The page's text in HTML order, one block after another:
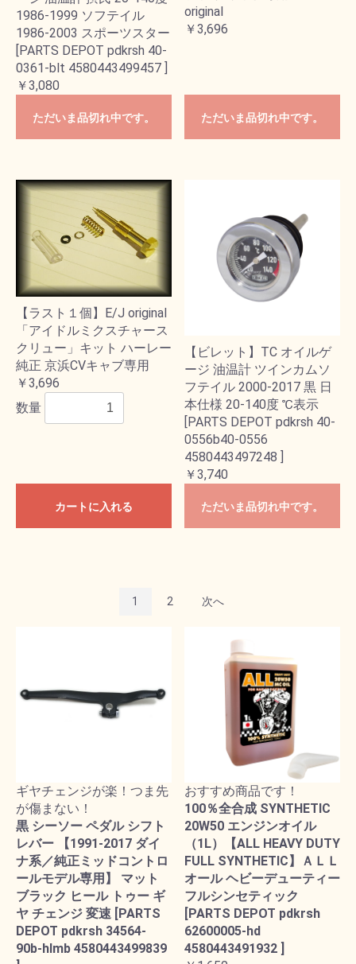
1986-1999 ソフテイル
1986-2003 スポーツスター
[PARTS DEPOT pdkrsh 40-
0361-blt 4580443499457 ]
￥3,080
ただいま品切れ中です。
original
￥3,696
ただいま品切れ中です。
【ラスト１個】E/J original
「アイドルミクスチャース
クリュー」キット ハーレー
純正 京浜CVキャブ専用
￥3,696
数量
カートに入れる
【ビレット】TC オイルゲ
ージ 油温計 ツインカムソ
フテイル 2000-2017 黒 日
本仕様 20-140度 ℃表示
[PARTS DEPOT pdkrsh 40-
0556b40-0556
4580443497248 ]
￥3,740
ただいま品切れ中です。
1 2 次へ
ギヤチェンジが楽！つま先
が傷まない！
黒 シーソー ペダル シフト
レバー 【1991-2017 ダイ
ナ系／純正ミッドコントロ
ールモデル専用】 マット
ブラック ヒール トゥー ギ
ヤ チェンジ 変速 [PARTS
DEPOT pdkrsh 34564-
90b-hlmb 4580443499839
おすすめ商品です！
100％全合成 SYNTHETIC
20W50 エンジンオイル
（1L）【ALL HEAVY DUTY
FULL SYNTHETIC】ＡＬＬ
オール ヘビーデューティー
フルシンセティック
[PARTS DEPOT pdkrsh
62600005-hd
4580443491932 ]